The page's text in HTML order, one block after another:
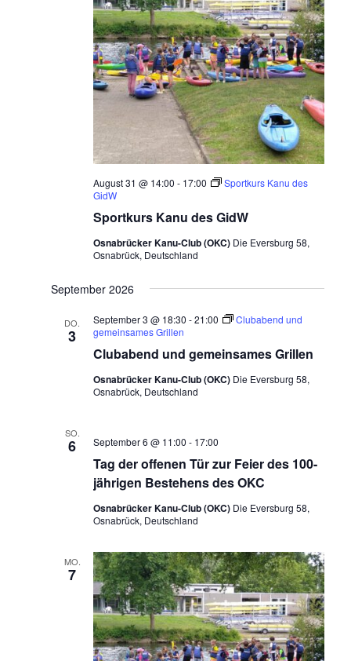
Sportkurs Kanu des GidW
August 31 @ 14:00 - 17:00
Sportkurs Kanu des
GidW
Osnabrücker Kanu-Club (OKC) Die Eversburg 58,
Osnabrück, Deutschland
September 2026
DO.
3
Clubabend und gemeinsames Grillen
September 3 @ 18:30 -21:00
Clubabend und
gemeinsames Grillen
Osnabrücker Kanu-Club (OKC) Die Eversburg 58,
Osnabrück, Deutschland
SO.
6
Tag der offenen Tür zur Feier des 100-
jährigen Bestehens des OKC
September 6 @ 11:00 - 17:00
Osnabrücker Kanu-Club (OKC) Die Eversburg 58,
Osnabrück, Deutschland
MO.
7